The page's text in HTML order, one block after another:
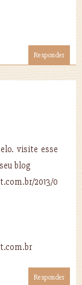
Responder
visite esse
blog
2013/0
Responder